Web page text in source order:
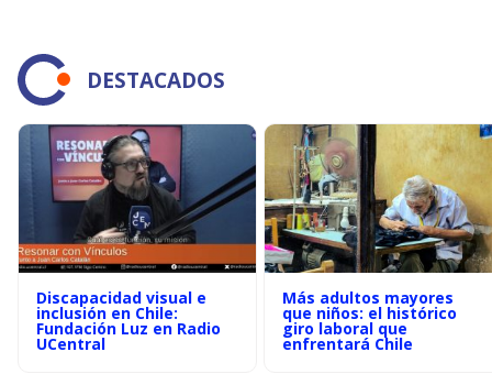
DESTACADOS
Discapacidad visual e
inclusión en Chile:
Fundación Luz en Radio
UCentral
Más adultos mayores
que niños: el histórico
giro laboral que
enfrentará Chile